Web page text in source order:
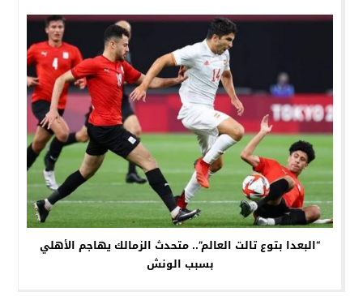
“البعدا بتوع تالت العالم”.. متحدث الزمالك يهاجم الأهلي
بسبب الونش